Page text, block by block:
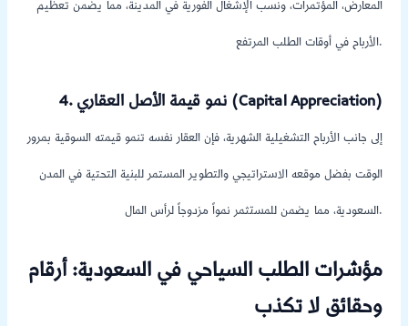
المعارض، المؤتمرات، ونسب الإشغال الفورية في المدينة، مما يضمن تعظيم
الأرباح في أوقات الطلب المرتفع.
4. نمو قيمة الأصل العقاري (Capital Appreciation)
إلى جانب الأرباح التشغيلية الشهرية، فإن العقار نفسه تنمو قيمته السوقية بمرور
الوقت بفضل موقعه الاستراتيجي والتطوير المستمر للبنية التحتية في المدن
السعودية، مما يضمن للمستثمر نمواً مزدوجاً لرأس المال.
مؤشرات الطلب السياحي في السعودية: أرقام
وحقائق لا تكذب